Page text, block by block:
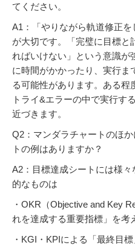
てください。
A1：「やりながら軌道修正
が大切です。「完璧に目標と
ればいけない」という意識が
に時間がかかったり、実行ま
る可能性があります。ある程
トライ&エラーの中で実行す
近づきます。
Q2：マンダラチャートのほ
トの例はありますか？
A2：目標達成シートには様
的なものは
・OKR（Objective and Key
れを達成する重要指標」を考
・KGI・KPIによる「最終目